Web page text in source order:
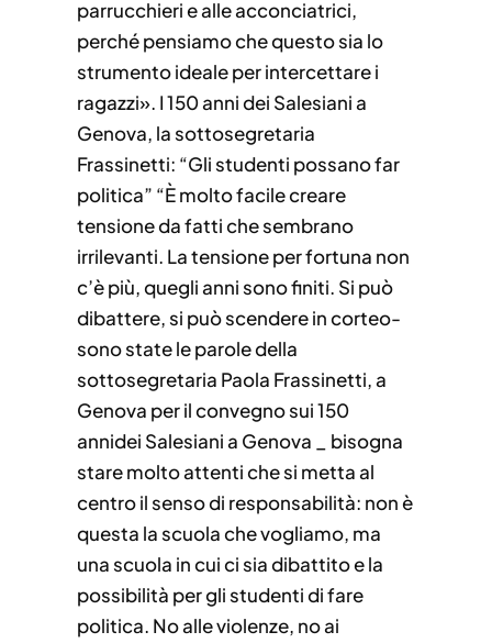
parrucchieri e alle acconciatrici,
perché pensiamo che questo sia lo
strumento ideale per intercettare i
ragazzi». I 150 anni dei Salesiani a
Genova, la sottosegretaria
Frassinetti: “Gli studenti possano far
politica” “È molto facile creare
tensione da fatti che sembrano
irrilevanti. La tensione per fortuna non
c’è più, quegli anni sono finiti. Si può
dibattere, si può scendere in corteo-
sono state le parole della
sottosegretaria Paola Frassinetti, a
Genova per il convegno sui 150
annidei Salesiani a Genova _ bisogna
stare molto attenti che si metta al
centro il senso di responsabilità: non è
questa la scuola che vogliamo, ma
una scuola in cui ci sia dibattito e la
possibilità per gli studenti di fare
politica. No alle violenze, no ai